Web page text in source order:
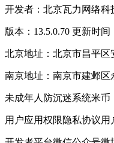
开发者：北京瓦力网络科
版本：13.5.0.70 更新时间
北京地址：北京市昌平区
南京地址：南京市建邺区
未成年人防沉迷系统米币
用户应用权限隐私协议用